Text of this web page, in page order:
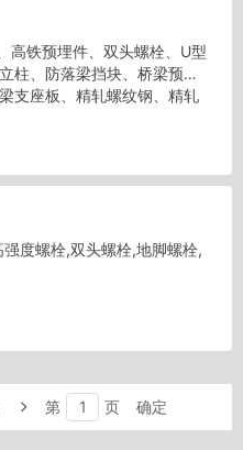
柱、防落梁挡块、桥梁预埋T
支座板、精轧螺纹钢、精轧
第 页 确定